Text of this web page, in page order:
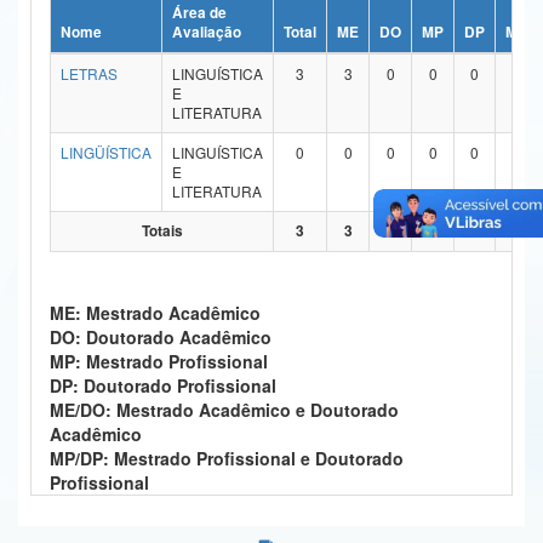
Ministério da Ciência, Tecnologia, Inovações e Comunicações
Ministério do Meio Ambiente
Ministério do Desenvolvimento Regional
Controladoria-Geral da União
Secretaria-Geral
Secretaria de Governo
Gabinete de Segurança Institucional
Advocacia-Geral da União
Nome
Área de
Avaliação
Total ME DO MP DP
ME/
LETRAS
LINGUÍSTICA
E
LITERATURA
3 3 0 0 0
LINGÜÍSTICA
LINGUÍSTICA
E
LITERATURA
0 0 0 0 0
Totais 3 3 0 0 0
ME: Mestrado Acadêmico
DO: Doutorado Acadêmico
MP: Mestrado Profissional
DP: Doutorado Profissional
ME/DO: Mestrado Acadêmico e Doutorado
Acadêmico
MP/DP: Mestrado Profissional e Doutorado
Profissional